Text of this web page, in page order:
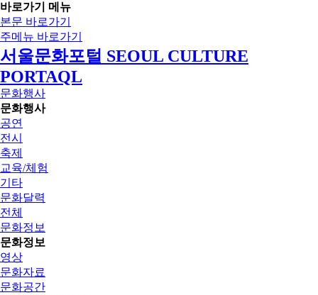
바로가기 메뉴
본문 바로가기
주메뉴 바로가기
서울문화포털 SEOUL CULTURE
PORTAQL
문화행사
문화행사
공연
전시
축제
교육/체험
기타
문화달력
전체
문화정보
문화정보
영상
문화자료
문화공간